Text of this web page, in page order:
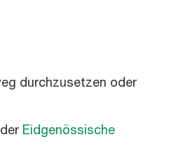
durchzusetzen oder
Eidgenössische